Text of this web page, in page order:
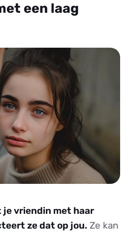
een laag
vriendin met haar
ze dat op jou. Ze kan